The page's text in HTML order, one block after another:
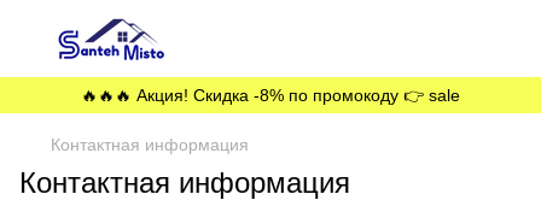
🔥🔥🔥 Акция! Скидка -8% по промокоду 👉 sale
Контактная информация
Контактная информация